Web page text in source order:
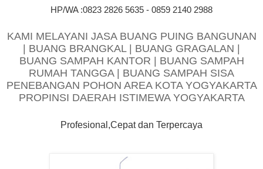
HP/WA :0823 2826 5635 - 0859 2140 2988
KAMI MELAYANI JASA BUANG PUING BANGUNAN
| BUANG BRANGKAL | BUANG GRAGALAN |
BUANG SAMPAH KANTOR | BUANG SAMPAH
RUMAH TANGGA | BUANG SAMPAH SISA
PENEBANGAN POHON AREA KOTA YOGYAKARTA
PROPINSI DAERAH ISTIMEWA YOGYAKARTA
Profesional,Cepat dan Terpercaya